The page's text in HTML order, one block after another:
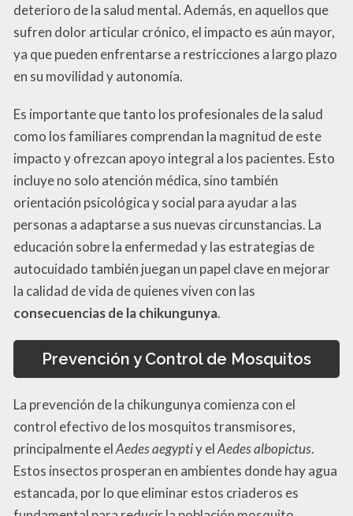
deterioro de la salud mental. Además, en aquellos que
sufren dolor articular crónico, el impacto es aún mayor,
ya que pueden enfrentarse a restricciones a largo plazo
en su movilidad y autonomía.
Es importante que tanto los profesionales de la salud
como los familiares comprendan la magnitud de este
impacto y ofrezcan apoyo integral a los pacientes. Esto
incluye no solo atención médica, sino también
orientación psicológica y social para ayudar a las
personas a adaptarse a sus nuevas circunstancias. La
educación sobre la enfermedad y las estrategias de
autocuidado también juegan un papel clave en mejorar
la calidad de vida de quienes viven con las
consecuencias de la chikungunya.
Prevención y Control de Mosquitos
La prevención de la chikungunya comienza con el
control efectivo de los mosquitos transmisores,
principalmente elAedes aegyptiy elAedes albopictus.
Estos insectos prosperan en ambientes donde hay agua
estancada, por lo que eliminar estos criaderos es